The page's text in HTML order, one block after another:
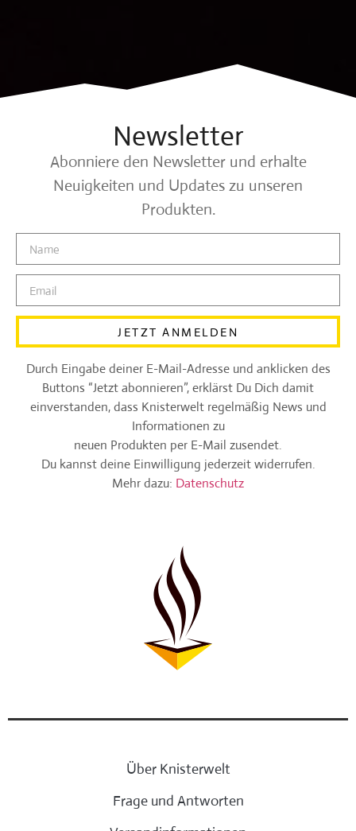
Newsletter
Abonniere den Newsletter und erhalte
Neuigkeiten und Updates zu unseren
Produkten.
JETZT ANMELDEN
Durch Eingabe deiner E-Mail-Adresse und anklicken des
Buttons “Jetzt abonnieren”, erklärst Du Dich damit
einverstanden, dass Knisterwelt regelmäßig News und
Informationen zu
neuen Produkten per E-Mail zusendet.
Du kannst deine Einwilligung jederzeit widerrufen.
Mehr dazu: Datenschutz
Über Knisterwelt
Frage und Antworten